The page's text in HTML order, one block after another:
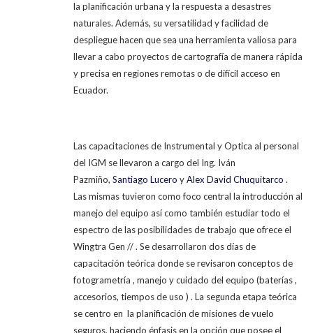
la planificación urbana y la respuesta a desastres
naturales. Además, su versatilidad y facilidad de
despliegue hacen que sea una herramienta valiosa para
llevar a cabo proyectos de cartografía de manera rápida
y precisa en regiones remotas o de difícil acceso en
Ecuador.
Las capacitaciones de Instrumental y Optica al personal
del IGM se llevaron a cargo del Ing. Iván
Pazmiño, Santiago Lucero yAlex David Chuquitarco .
Las mismas tuvieron como foco central la introducción al
manejo del equipo así como también estudiar todo el
espectro de las posibilidades de trabajo que ofrece el
Wingtra Gen // . Se desarrollaron dos días de
capacitación teórica donde se revisaron conceptos de
fotogrametría , manejo y cuidado del equipo (baterías ,
accesorios, tiempos de uso ) . La segunda etapa teórica
se centro en la planificación de misiones de vuelo
seguros, haciendo énfasis en la opción que posee el